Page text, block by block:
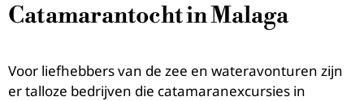
Catamarantocht in Malaga
Voor liefhebbers van de zee en wateravonturen zijn
er talloze bedrijven die catamaranexcursies in